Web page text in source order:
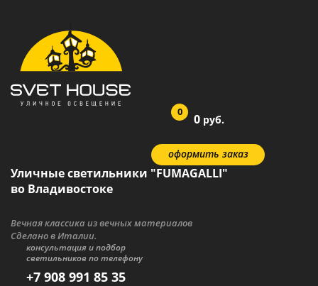
0 0 руб.
оформить заказ
Уличные светильники "FUMAGALLI"
во Владивостоке
Вечная классика из вечных материалов
Сделано в Италии.
консультация и подбор
светильников по телефону
+7 908 991 85 35